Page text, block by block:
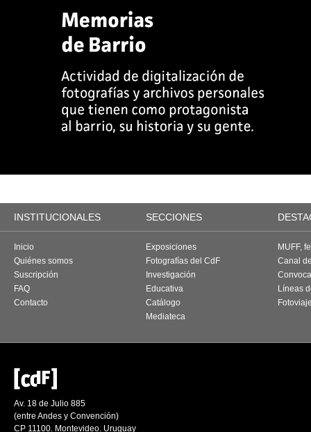
INSTITUCIONALES SECCIONES
Inicio
Quiénes somos
Suscripción
FAQ
Contacto
Exposiciones
Fotografías del CdF
Investigación
Educativa
Catálogo
Mediateca
MUFF,
Canal
Líneas
Av. 18 de Julio 885
(entre Andes y Convención)
CP 11100. Montevideo. Uruguay